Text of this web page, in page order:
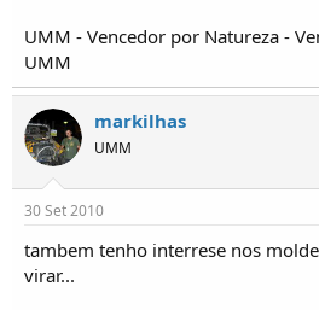
UMM - Vencedor por Natureza -
UMM
markilhas
UMM
30 Set 2010
tambem tenho interrese nos
virar...